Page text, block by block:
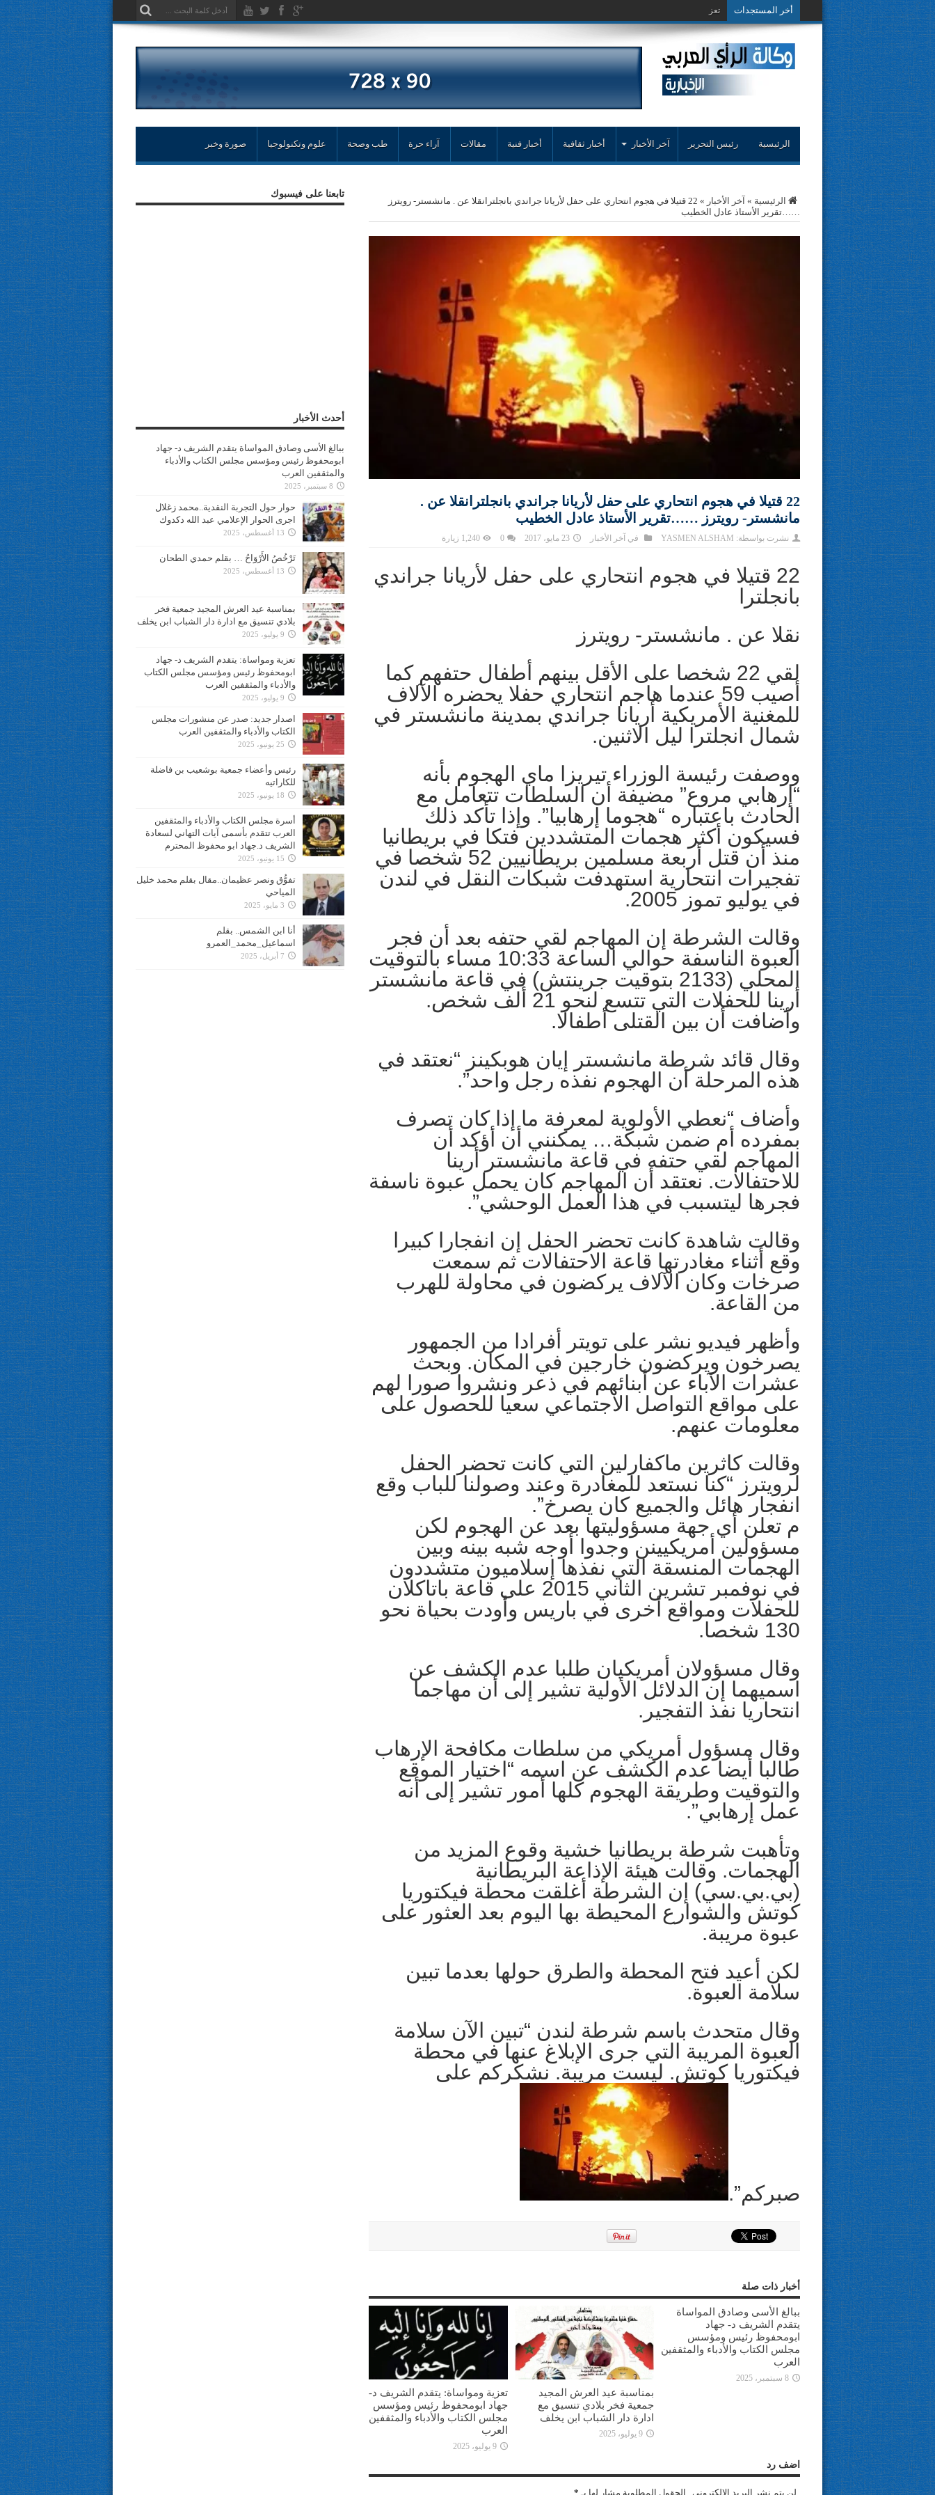
أخر المستجدات تعزية ومواساة: يتقدم الشريف د- جهاد ابومحفوظ رئيس وم
الرئيسية رئيس التحرير آخر الأخبار أخبار ثقافية أخبار فنية مقالات آراء حرة طب وصحة علوم وتكنولوجيا صورة وخبر
الرئيسية » آخر الأخبار »
22 قتيلا في هجوم انتحاري على حفل لأريانا جراندي بانجلترانقلا عن . مانشستر- رويترز
……تقرير الأستاذ عادل الخطيب
22 قتيلا في هجوم انتحاري على حفل لأريانا جراندي بانجلترانقلا عن .
مانشستر- رويترز ……تقرير الأستاذ عادل الخطيب
نشرت بواسطة: YASMEN ALSHAM في آخر الأخبار 23 مايو، 2017 0 1,240 زيارة
22 قتيلا في هجوم انتحاري على حفل لأريانا جراندي
بانجلترا
نقلا عن . مانشستر- رويترز
لقي 22 شخصا على الأقل بينهم أطفال حتفهم كما
أصيب 59 عندما هاجم انتحاري حفلا يحضره الآلاف
للمغنية الأمريكية أريانا جراندي بمدينة مانشستر في
شمال انجلترا ليل الاثنين.
ووصفت رئيسة الوزراء تيريزا ماي الهجوم بأنه
“إرهابي مروع” مضيفة أن السلطات تتعامل مع
الحادث باعتباره “هجوما إرهابيا”. وإذا تأكد ذلك
فسيكون أكثر هجمات المتشددين فتكا في بريطانيا
منذ أن قتل أربعة مسلمين بريطانيين 52 شخصا في
تفجيرات انتحارية استهدفت شبكات النقل في لندن
في يوليو تموز 2005.
وقالت الشرطة إن المهاجم لقي حتفه بعد أن فجر
العبوة الناسفة حوالي الساعة 10:33 مساء بالتوقيت
المحلي (2133 بتوقيت جرينتش) في قاعة مانشستر
أرينا للحفلات التي تتسع لنحو 21 ألف شخص.
وأضافت أن بين القتلى أطفالا.
وقال قائد شرطة مانشستر إيان هوبكينز “نعتقد في
هذه المرحلة أن الهجوم نفذه رجل واحد”.
وأضاف “نعطي الأولوية لمعرفة ما إذا كان تصرف
بمفرده أم ضمن شبكة… يمكنني أن أؤكد أن
المهاجم لقي حتفه في قاعة مانشستر أرينا
للاحتفالات. نعتقد أن المهاجم كان يحمل عبوة ناسفة
فجرها ليتسبب في هذا العمل الوحشي”.
وقالت شاهدة كانت تحضر الحفل إن انفجارا كبيرا
وقع أثناء مغادرتها قاعة الاحتفالات ثم سمعت
صرخات وكان الآلاف يركضون في محاولة للهرب
من القاعة.
وأظهر فيديو نشر على تويتر أفرادا من الجمهور
يصرخون ويركضون خارجين في المكان. وبحث
عشرات الآباء عن أبنائهم في ذعر ونشروا صورا لهم
على مواقع التواصل الاجتماعي سعيا للحصول على
معلومات عنهم.
وقالت كاثرين ماكفارلين التي كانت تحضر الحفل
لرويترز “كنا نستعد للمغادرة وعند وصولنا للباب وقع
انفجار هائل والجميع كان يصرخ”.
م تعلن أي جهة مسؤوليتها بعد عن الهجوم لكن
مسؤولين أمريكيينن وجدوا أوجه شبه بينه وبين
الهجمات المنسقة التي نفذها إسلاميون متشددون
في نوفمبر تشرين الثاني 2015 على قاعة باتاكلان
للحفلات ومواقع أخرى في باريس وأودت بحياة نحو
130 شخصا.
وقال مسؤولان أمريكيان طلبا عدم الكشف عن
اسميهما إن الدلائل الأولية تشير إلى أن مهاجما
انتحاريا نفذ التفجير.
وقال مسؤول أمريكي من سلطات مكافحة الإرهاب
طالبا أيضا عدم الكشف عن اسمه “اختيار الموقع
والتوقيت وطريقة الهجوم كلها أمور تشير إلى أنه
عمل إرهابي”.
وتأهبت شرطة بريطانيا خشية وقوع المزيد من
الهجمات. وقالت هيئة الإذاعة البريطانية
(بي.بي.سي) إن الشرطة أغلقت محطة فيكتوريا
كوتش والشوارع المحيطة بها اليوم بعد العثور على
عبوة مريبة.
لكن أعيد فتح المحطة والطرق حولها بعدما تبين
سلامة العبوة.
وقال متحدث باسم شرطة لندن “تبين الآن سلامة
العبوة المريبة التي جرى الإبلاغ عنها في محطة
فيكتوريا كوتش. ليست مريبة. نشكركم على
صبركم”.
أخبار ذات صلة
ببالغ الأسى وصادق المواساة
يتقدم الشريف د- جهاد
ابومحفوظ رئيس ومؤسس
مجلس الكتاب والأدباء والمثقفين
العرب
8 سبتمبر، 2025
بمناسبة عيد العرش المجيد
جمعية فخر بلادي تنسيق مع
ادارة دار الشباب ابن يخلف
9 يوليو، 2025
تعزية ومواساة: يتقدم الشريف د-
جهاد ابومحفوظ رئيس ومؤسس
مجلس الكتاب والأدباء والمثقفين
العرب
9 يوليو، 2025
اضف رد
لن يتم نشر البريد الإلكتروني . الحقول المطلوبة مشار لها بـ *
تابعنا على فيسبوك
أحدث الأخبار
ببالغ الأسى وصادق المواساة يتقدم الشريف د- جهاد
ابومحفوظ رئيس ومؤسس مجلس الكتاب والأدباء
والمثقفين العرب
8 سبتمبر، 2025
حوار حول التجربة النقدية..محمد زغلال
اجرى الحوار الإعلامي عبد الله دكدوك
13 أغسطس، 2025
تَرْخُصُ الأَرْوَاحُ … بقلم حمدي الطحان
13 أغسطس، 2025
بمناسبة عيد العرش المجيد جمعية فخر
بلادي تنسيق مع ادارة دار الشباب ابن يخلف
9 يوليو، 2025
تعزية ومواساة: يتقدم الشريف د- جهاد
ابومحفوظ رئيس ومؤسس مجلس الكتاب
والأدباء والمثقفين العرب
9 يوليو، 2025
اصدار جديد: صدر عن منشورات مجلس
الكتاب والأدباء والمثقفين العرب
25 يونيو، 2025
رئيس وأعضاء جمعية بوشعيب بن فاضلة
للكاراتيه
18 يونيو، 2025
أسرة مجلس الكتاب والأدباء والمثقفين
العرب تتقدم بأسمى آيات التهاني لسعادة
الشريف د.جهاد ابو محفوظ المحترم
15 يونيو، 2025
تفوُّق ونصر عظيمان..مقال بقلم محمد خليل
المياحي
3 مايو، 2025
أنا ابن الشمس.. بقلم
اسماعيل_محمد_العمرو
7 أبريل، 2025